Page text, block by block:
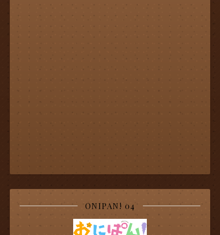
ONIPAN! 04